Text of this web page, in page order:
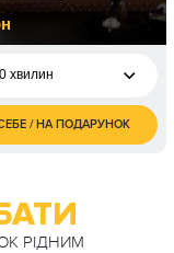
хвилин
2 100
грн
/ НА ПОДАРУНОК
РІДНИМ